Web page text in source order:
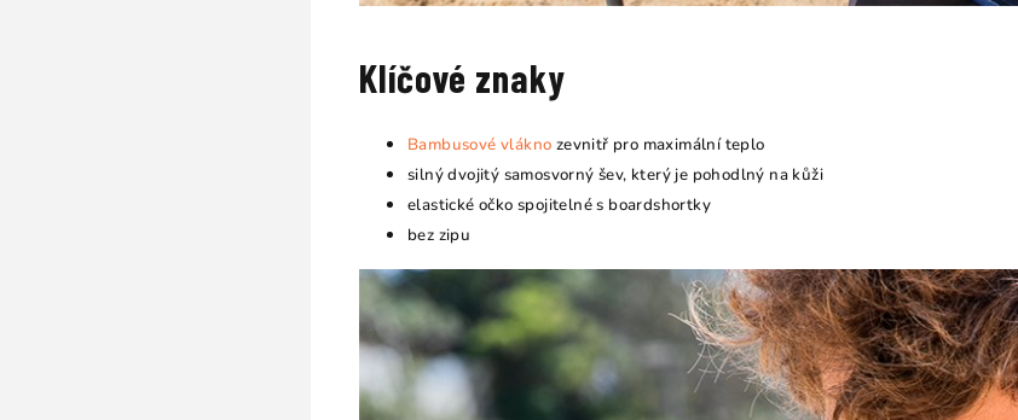
Klíčové znaky
Bambusové vlákno zevnitř pro maximální teplo
silný dvojitý samosvorný šev, který je pohodlný na kůži
elastické očko spojitelné s boardshortky
bez zipu